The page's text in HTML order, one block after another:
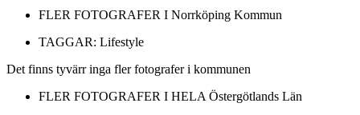
FLER FOTOGRAFER I Norrköping Kommun
TAGGAR: Lifestyle
Det finns tyvärr inga fler fotografer i kommunen
FLER FOTOGRAFER I HELA Östergötlands Län